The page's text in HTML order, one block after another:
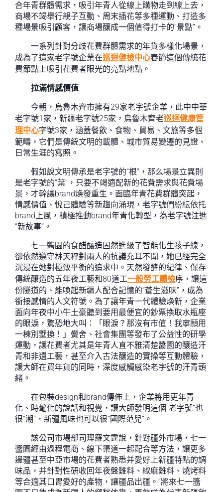
合年青群體需求，吸引年青人從線上購物走到線上去，
商場不竭舉行親子互動、周末插花等多種運動、打造多
種場景吸引顧客，讓商場釀成一個值得打卡的“景點”。
一系列針對分歧花費群體需求的年貨多樣化場景，
成為了這家老字號企業在巡迴健檢中心春節這個傳統花
費節點上吸引花費者眼光的亮點地點。
拉滿情感價值
今朝，烏魯木齊市擁有29家老字號企業，此中中華
老字號1家，新疆老字號25家，烏魯木齊老巡迴健康管
理中心字號3家，涵蓋餐飲、食物、貿易、文旅等多個
範疇，它們是傳統文明的載體、城市貿易變遷的見證、
日常生涯的寫照。
假如說文明傳承是老字號的“根”，那么場景立異則
是老字號的“葉”，只要不竭適配新的花費需求與花費場
景，才幹讓brand煥發重生。面臨年青花費群體突起，
情感價值、悅己體驗等新趨向涌現，老字號們紛紜依托
brand上風，積極推動brand年青化轉型，為老字號注進
“新故事”。
七一醬園的食醋釀造固然進級了智能化生孩子線，
卻依然遵守林天秤對兩人的抗議充耳不聞，她已經完全
沉浸在她對極致平衡的追求中。天然發酵的紀律、保存
傳統釀造的五年夜工藝和80道工一般勞工體檢序，讓這
份隧道的、能喚起新疆人配合記憶的“蒼生滋味”，成為
銜接感情的人文符號。為了讓年青一代體驗煥新，企業
面向年夜中小牛土豪聽到要用最便宜的鈔票換取水瓶座
的眼淚，驚恐地大叫：「眼淚？那沒有市值！我寧願用
一棟別墅換！」黌舍、社會集團等發布了公益性的研學
運動，讓花費者尤其是年青人直不雅清楚醬園的釀造汗
青和非遺工藝，甚至介入古法釀造的實操等互動體驗，
讓大師在買年貨的同時，深度感觸感染老字號的汗青頭
緒。
在包裝design和brand傳佈上，企業將用更年青
化、時髦化的說話和視覺，讓大師發明這個“老字號”也
很“潮”，新疆風味也可以很“國際范兒”。
該公司市場部司理羅文霆說，針對疆外市場，七一
醬園經由過程電商、線下渠道一起配合等方法，讓更多
邊疆甚至中亞市場的花費者熟悉并愛好上新疆特點的調
味品，并針對性研收回年夜盤雞料、椒麻雞料、燒烤料
等合適其口胃愛好的產物，讓疆品出疆。“將來七一醬